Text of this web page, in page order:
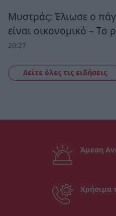
Μυστράς: Έλιωσε ο
είναι οικονομικό – Το
20:27
Δείτε όλες τις ειδήσεις
Άμεση
Χρήσιμα